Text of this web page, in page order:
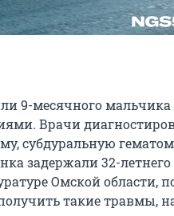
9-месячного мальчика
Врачи
субдуральную
задержали 32-
Омской области,
такие травмы,